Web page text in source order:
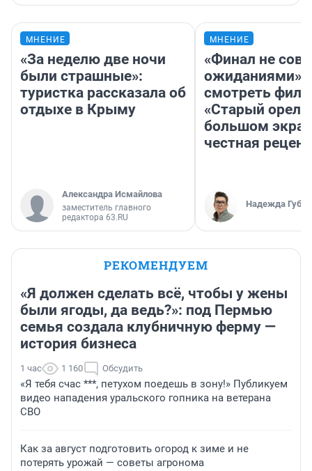
МНЕНИЕ
«За неделю две ночи
были страшные»:
туристка рассказала об
отдыхе в Крыму
Александра Исмайлова
заместитель главного
редактора 63.RU
МНЕНИЕ
«Финал не
ожиданиями»:
смотреть
«Старый орел»
большом
честная
Надежда
РЕКОМЕНДУЕМ
«Я должен сделать всё, чтобы у жены
были ягоды, да ведь?»: под Пермью
семья создала клубничную ферму —
история бизнеса
1 час 1 160 Обсудить
«Я тебя счас ***, петухом поедешь в зону!» Публикуем
видео нападения уральского гопника на ветерана
СВО
Как за август подготовить огород к зиме и не
потерять урожай — советы агронома